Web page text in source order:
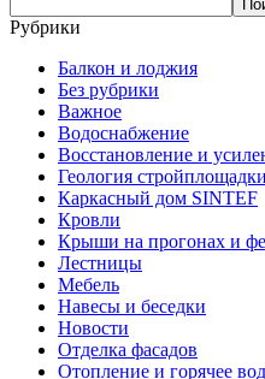
Рубрики
Балкон и лоджия
Без рубрики
Важное
Водоснабжение
Восстановление и
Геология стройплощадки
Каркасный дом SINTEF
Кровли
Крыши на прогонах и
Лестницы
Мебель
Навесы и беседки
Новости
Отделка фасадов
Отопление и горячее